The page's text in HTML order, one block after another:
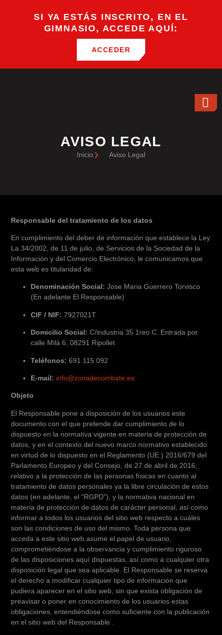
SI YA ESTÁS INSCRITO, EN EL
GIMNASIO, ACCEDE AQUÍ:
ACCEDER
AVISO LEGAL
Inicio Aviso Legal
Responsable del tratamiento de los datos
En cumplimiento del deber de información que establece la Ley
La 34/2002, de 11 de julio, de Servicios de la Sociedad de la
Información y del Comercio Electrónico, le comunicamos que
esta web es titularidad de:
Denominación Social: Jose Maria Guerrero Torvisco
(En adelante El Responsable)
CIF / NIF: 7927021T
Domicilio Social: C/industria 35 1reo C. Entrada por
calle Milá 6, 08291 Ripollet
Teléfonos: 691 115 092
E-mail: info@zonadecombate.es
Objeto
El Responsable pone a disposición de los usuarios este
documento con el que pretende dar cumplimiento de lo
dispuesto en la normativa vigente en materia de protección de
datos, y en el contexto del nuevo marco normativo establecido
en virtud de lo dispuesto en el Reglamento (UE ) 2016/679 del
Parlamento Europeo y del Consejo, de 27 de abril de 2016,
relativo a la protección de las personas físicas en cuanto al
tratamiento de datos personales ya la libre circulación de estos
datos (en adelante, el “RGPD”), y la normativa nacional en
materia de protección de datos de carácter personal, así como
informar a todos los usuarios del sitio web respecto a cuáles
son las condiciones de uso del mismo. Toda persona que
acceda a este sitio web asume el papel de usuario,
comprometiéndose a la observancia y cumplimiento riguroso
de las disposiciones aquí dispuestas, así como a cualquier otra
disposición legal que sea aplicable. El Responsable se reserva
el derecho a modificar cualquier tipo de información que
pudiera aparecer en el sitio web, sin que exista obligación de
preavisar o poner en conocimiento de los usuarios estas
obligaciones, entendiéndose como suficiente con la publicación
en el sitio web del Responsable .